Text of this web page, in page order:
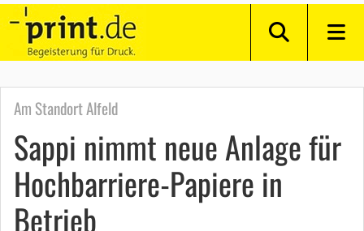
Am Standort Alfeld
Sappi nimmt neue Anlage für
Hochbarriere-Papiere in
Betrieb